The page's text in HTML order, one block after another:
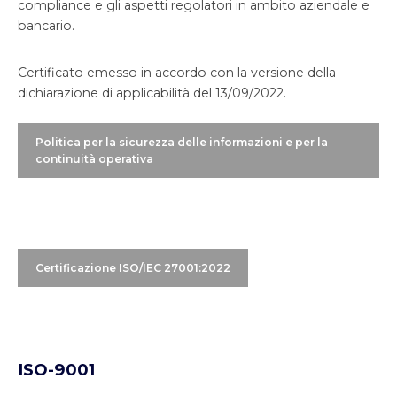
del regulatory reporting localizzato e globale.
compliance e gli aspetti regolatori in ambito aziendale e
bancario.
Certificato emesso in accordo con la versione della
dichiarazione di applicabilità del 13/09/2022.
Politica per la sicurezza delle informazioni e per la
continuità operativa
Certificazione ISO/IEC 27001:2022
ISO-9001